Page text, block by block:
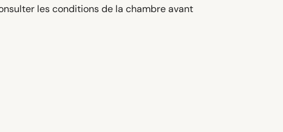
les conditions de la chambre avant